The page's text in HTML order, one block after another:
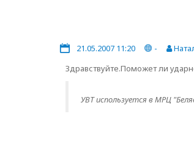
21.05.2007 11:20 -
Здравствуйте.Поможет ли
УВТ используется в МРЦ